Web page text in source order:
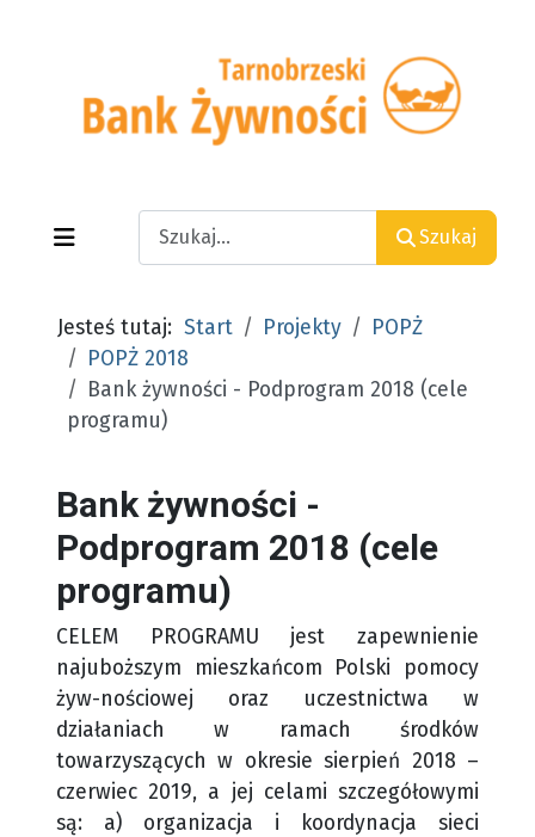
Search
Szukaj
Jesteś tutaj: Start Projekty
POPŻ
POPŻ 2018
Bank żywności - Podprogram 2018 (cele
programu)
Bank żywności -
Podprogram 2018 (cele
programu)
CELEM PROGRAMU jest zapewnienie
najuboższym mieszkańcom Polski pomocy
żyw-nościowej oraz uczestnictwa w
działaniach w ramach środków
towarzyszących w okresie sierpień 2018 –
czerwiec 2019, a jej celami szczegółowymi
są: a) organizacja i koordynacja sieci